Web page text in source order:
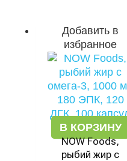
Добавить в
избранное
В КОРЗИНУ
NOW Foods,
рыбий жир с